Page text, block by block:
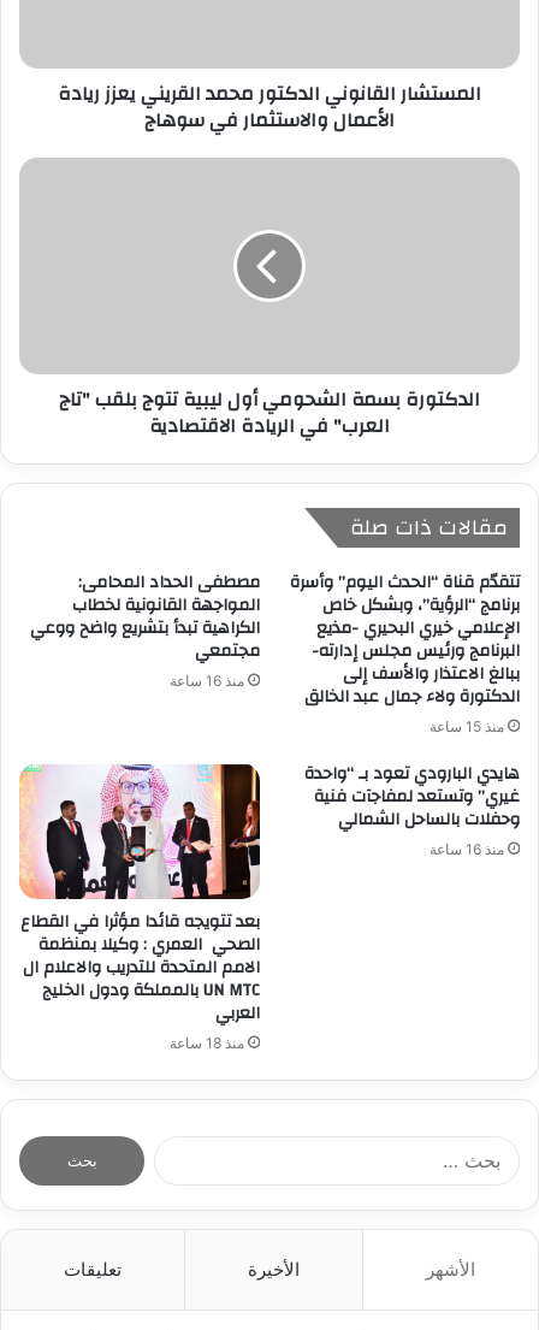
ر
المستشار القانوني الدكتور محمد القريني يعزز ريادة
الأعمال والاستثمار في سوهاج
الدكتورة بسمة الشحومي أول ليبية تتوج بلقب "تاج
العرب" في الريادة الاقتصادية
مقالات ذات صلة
تتقدّم قناة “الحدث اليوم” وأسرة
برنامج “الرؤية”، وبشكل خاص
الإعلامي خيري البحيري -مذيع
البرنامج ورئيس مجلس إدارته-
ببالغ الاعتذار والأسف إلى
الدكتورة ولاء جمال عبد الخالق
منذ 15 ساعة
مصطفى الحداد المحامى:
المواجهة القانونية لخطاب
الكراهية تبدأ بتشريع واضح ووعي
مجتمعي
منذ 16 ساعة
هايدي البارودي تعود بـ “واحدة
غيري” وتستعد لمفاجآت فنية
وحفلات بالساحل الشمالي
منذ 16 ساعة
بعد تتويجه قائدا مؤثرا في القطاع
الصحي العمري : وكيلا بمنظمة
الامم المتحدة للتدريب والاعلام ال
UN MTC بالمملكة ودول الخليج
العربي
منذ 18 ساعة
الأشهر الأخيرة تعليقات